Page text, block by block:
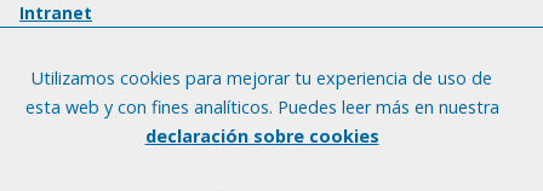
Intranet
Utilizamos cookies para mejorar tu experiencia de uso de
esta web y con fines analíticos. Puedes leer más en nuestra
declaración sobre cookies